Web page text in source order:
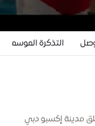
التذكرة الموسمية
مدينة إكسبو دبي